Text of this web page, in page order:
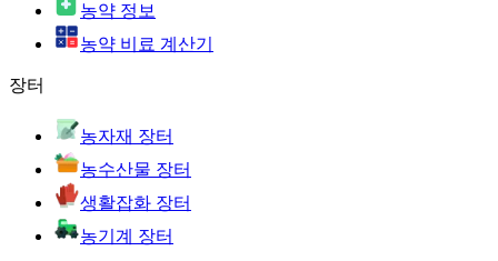
농약 정보
농약 비료 계산기
장터
농자재 장터
농수산물 장터
생활잡화 장터
농기계 장터